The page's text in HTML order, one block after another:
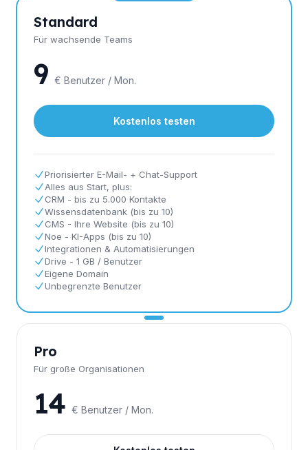
Standard
Für wachsende Teams
9 € Benutzer / Mon.
Kostenlos testen
Priorisierter E-Mail- + Chat-Support
Alles aus Start, plus:
CRM - bis zu 5.000 Kontakte
Wissensdatenbank (bis zu 10)
CMS - Ihre Website (bis zu 10)
Noe - KI-Apps (bis zu 10)
Integrationen & Automatisierungen
Drive - 1 GB / Benutzer
Eigene Domain
Unbegrenzte Benutzer
Pro
Für große Organisationen
14 € Benutzer / Mon.